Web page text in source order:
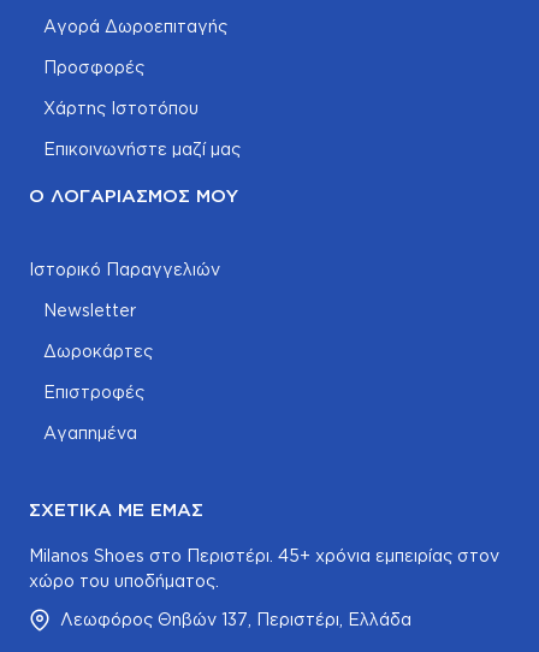
Αγορά Δωροεπιταγής
Προσφορές
Χάρτης Ιστοτόπου
Επικοινωνήστε μαζί μας
Ο ΛΟΓΑΡΙΑΣΜΌΣ ΜΟΥ
Ιστορικό Παραγγελιών
Newsletter
Δωροκάρτες
Επιστροφές
Αγαπημένα
ΣΧΕΤΙΚΆ ΜΕ ΕΜΆΣ
Milanos Shoes στο Περιστέρι. 45+ χρόνια εμπειρίας στον
χώρο του υποδήματος.
Λεωφόρος Θηβών 137, Περιστέρι, Ελλάδα